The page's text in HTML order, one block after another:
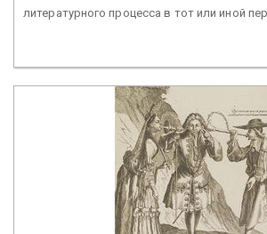
литературного процесса в тот или иной